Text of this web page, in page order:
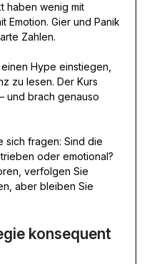
haben wenig mit
Emotion. Gier und Panik
Zahlen.
Hype einstiegen,
zu lesen. Der Kurs
und brach genauso
sich fragen: Sind die
oder emotional?
verfolgen Sie
aber bleiben Sie
konsequent